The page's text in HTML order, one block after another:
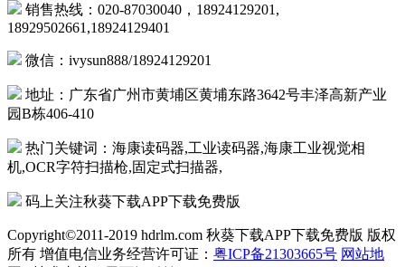
销售热线：020-87030040，18924129201,
18929502661,18924129401
微信：ivysun888/18924129201
地址：广东省广州市黄埔区黄埔东路3642号丰泽高新产业
园B栋406-410
热门关键词：海康读码器,工业读码器,海康工业视觉相
机,OCR字符扫描枪,固定式扫描器,
码上关注秋葵下载APP下载免费版
Copyright©2011-2019 hdrlm.com 秋葵下载APP下载免费版 版权
所有 增值电信业务经营许可证： 粤ICP备21303665号 网站地